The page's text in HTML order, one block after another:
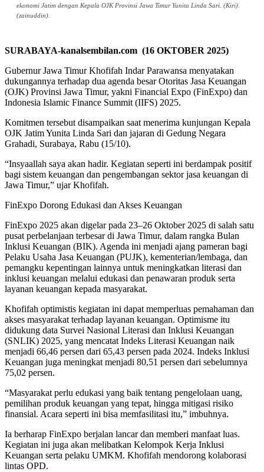
ekonomi Jatim dengan Kepala OJK Provinsi Jawa Timur Yunita Linda Sari. (Kiri).
(zainuddin).
SURABAYA-kanalsembilan.com (16 OKTOBER 2025)
Gubernur Jawa Timur Khofifah Indar Parawansa menyatakan
dukungannya terhadap dua agenda besar Otoritas Jasa Keuangan
(OJK) Provinsi Jawa Timur, yakni Financial Expo (FinExpo) dan
Indonesia Islamic Finance Summit (IIFS) 2025.
Komitmen tersebut disampaikan saat menerima kunjungan Kepala
OJK Jatim Yunita Linda Sari dan jajaran di Gedung Negara
Grahadi, Surabaya, Rabu (15/10).
“Insyaallah saya akan hadir. Kegiatan seperti ini berdampak positif
bagi sistem keuangan dan pengembangan sektor jasa keuangan di
Jawa Timur,” ujar Khofifah.
FinExpo Dorong Edukasi dan Akses Keuangan
FinExpo 2025 akan digelar pada 23–26 Oktober 2025 di salah satu
pusat perbelanjaan terbesar di Jawa Timur, dalam rangka Bulan
Inklusi Keuangan (BIK). Agenda ini menjadi ajang pameran bagi
Pelaku Usaha Jasa Keuangan (PUJK), kementerian/lembaga, dan
pemangku kepentingan lainnya untuk meningkatkan literasi dan
inklusi keuangan melalui edukasi dan penawaran produk serta
layanan keuangan kepada masyarakat.
Khofifah optimistis kegiatan ini dapat memperluas pemahaman dan
akses masyarakat terhadap layanan keuangan. Optimisme itu
didukung data Survei Nasional Literasi dan Inklusi Keuangan
(SNLIK) 2025, yang mencatat Indeks Literasi Keuangan naik
menjadi 66,46 persen dari 65,43 persen pada 2024. Indeks Inklusi
Keuangan juga meningkat menjadi 80,51 persen dari sebelumnya
75,02 persen.
“Masyarakat perlu edukasi yang baik tentang pengelolaan uang,
pemilihan produk keuangan yang tepat, hingga mitigasi risiko
finansial. Acara seperti ini bisa memfasilitasi itu,” imbuhnya.
Ia berharap FinExpo berjalan lancar dan memberi manfaat luas.
Kegiatan ini juga akan melibatkan Kelompok Kerja Inklusi
Keuangan serta pelaku UMKM. Khofifah mendorong kolaborasi
lintas OPD.